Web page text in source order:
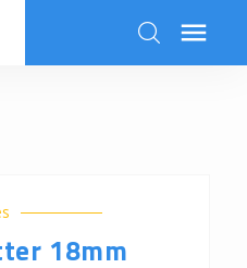
k 
18mm